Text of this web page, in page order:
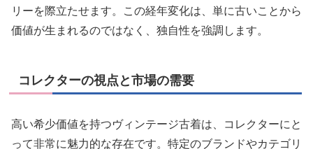
リーを際立たせます。この経年変化は、単に古いことから
価値が生まれるのではなく、独自性を強調します。
コレクターの視点と市場の需要
高い希少価値を持つヴィンテージ古着は、コレクターにと
って非常に魅力的な存在です。特定のブランドやカテゴリ